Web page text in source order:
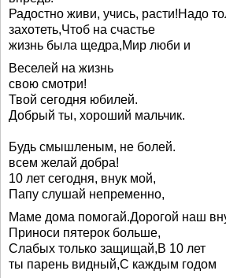
Радостно живи, учись, расти!Надо
захотеть,Чтоб на счастье
жизнь была щедра,Мир люби и
Веселей на жизнь
свою смотри!
Твой сегодня юбилей.
Добрый ты, хороший мальчик.
Будь смышленым, не болей.
всем желай добра!
10 лет сегодня, внук мой,
Папу слушай непременно,
Маме дома помогай.Дорогой наш
Приноси пятерок больше,
Слабых только защищай,В 10 лет
ты парень видный,С каждым годом